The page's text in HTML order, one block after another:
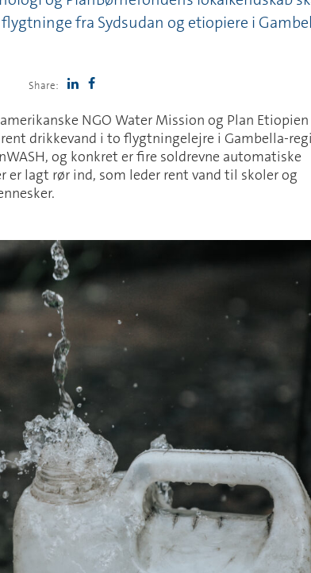
fra Sydsudan og etiopiere i
Share:
NGO Water Mission og Plan Etiopien
drikkevand i to flygtningelejre i Gambella-
og konkret er fire soldrevne automatiske
er lagt rør ind, som leder rent vand til skoler og